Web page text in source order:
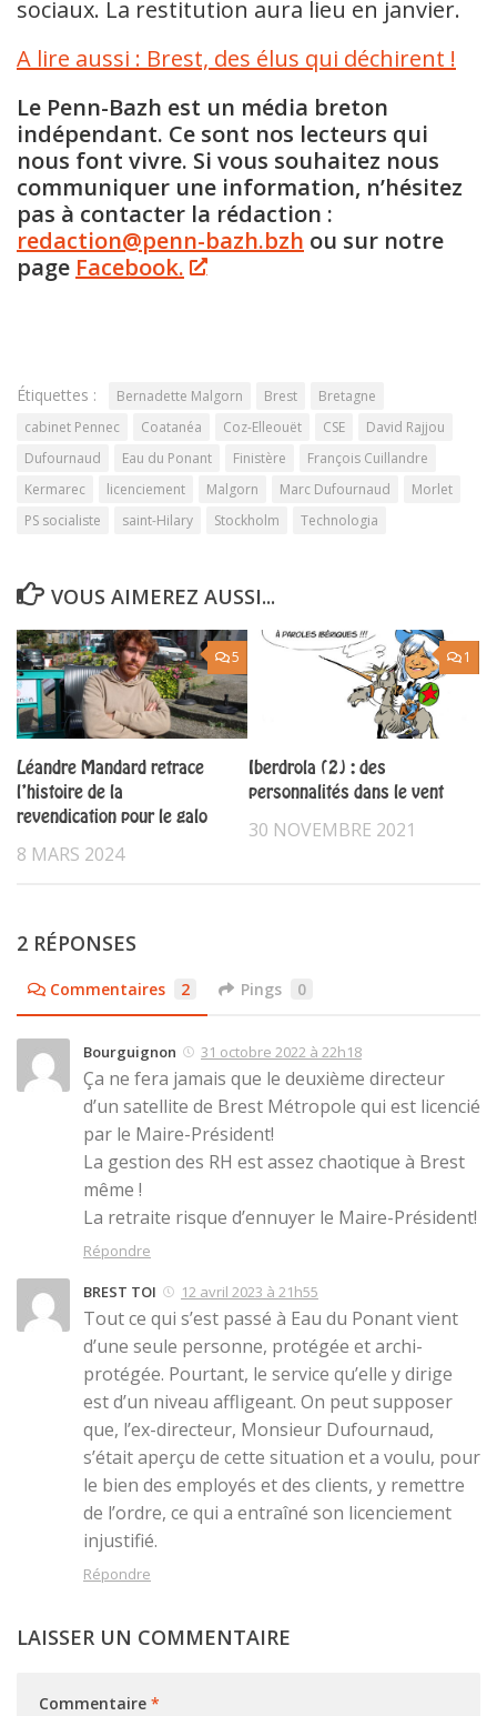
sociaux. La restitution aura lieu en janvier.
A lire aussi : Brest, des élus qui déchirent !
Le Penn-Bazh est un média breton
indépendant. Ce sont nos lecteurs qui
nous font vivre. Si vous souhaitez nous
communiquer une information, n’hésitez
pas à contacter la rédaction :
redaction@penn-bazh.bzh ou sur notre
page Facebook.
Étiquettes : Bernadette Malgorn Brest
Bretagne
cabinet Pennec
Coatanéa Coz-Elleouët CSE
David Rajjou
Dufournaud
Eau du Ponant Finistère
François Cuillandre
Kermarec
licenciement Malgorn Marc Dufournaud
Morlet
PS socialiste
saint-Hilary Stockholm Technologia
VOUS AIMEREZ AUSSI...
5
Léandre Mandard retrace
l’histoire de la
revendication pour le galo
8 MARS 2024
1
Iberdrola (2) : des
personnalités dans le vent
30 NOVEMBRE 2021
2 RÉPONSES
Commentaires 2 Pings 0
Bourguignon 31 octobre 2022 à 22h18
Ça ne fera jamais que le deuxième directeur
d’un satellite de Brest Métropole qui est licencié
par le Maire-Président!
La gestion des RH est assez chaotique à Brest
même !
La retraite risque d’ennuyer le Maire-Président!
Répondre
BREST TOI 12 avril 2023 à 21h55
Tout ce qui s’est passé à Eau du Ponant vient
d’une seule personne, protégée et archi-
protégée. Pourtant, le service qu’elle y dirige
est d’un niveau affligeant. On peut supposer
que, l’ex-directeur, Monsieur Dufournaud,
s’était aperçu de cette situation et a voulu, pour
le bien des employés et des clients, y remettre
de l’ordre, ce qui a entraîné son licenciement
injustifié.
Répondre
LAISSER UN COMMENTAIRE
Commentaire *